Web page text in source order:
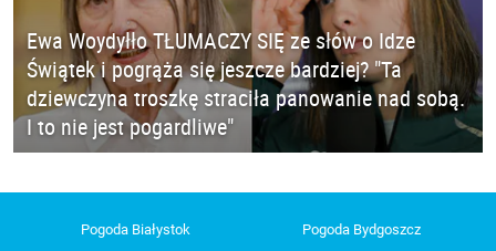
Ewa Woydyłło TŁUMACZY SIĘ ze słów o Idze
Świątek i pogrąża się jeszcze bardziej? "Ta
dziewczyna troszkę straciła panowanie nad sobą.
I to nie jest pogardliwe"
Pogoda Białystok Pogoda Bydgoszcz